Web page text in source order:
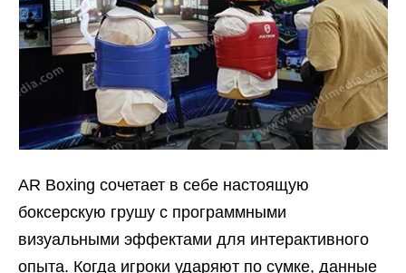
AR Boxing сочетает в себе настоящую
боксерскую грушу с программными
визуальными эффектами для интерактивного
опыта. Когда игроки ударяют по сумке, данные